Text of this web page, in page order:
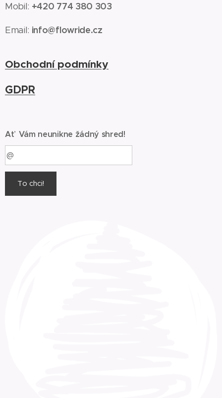
Mobil: +420 774 380 303
Email: info@flowride.cz
Obchodní podmínky
GDPR
Ať Vám neunikne žádný shred!
To chci!